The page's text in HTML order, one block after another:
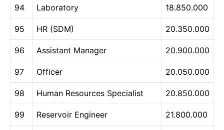
94 Laboratory 18.850.000
95 HR (SDM) 20.350.000
96 Assistant Manager 20.900.000
97 Officer 20.050.000
98 Human Resources Specialist 20.850.000
99 Reservoir Engineer 21.800.000